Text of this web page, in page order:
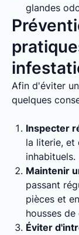
glandes
Afin d'éviter
quelques
Inspecter
la literie, et
inhabituels.
Maintenir
passant
pièces et
housses
Éviter